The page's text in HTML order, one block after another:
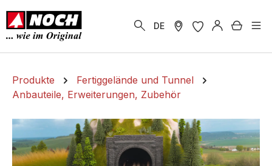
springen
DE
Produkte
Fertiggelände und Tunnel
Anbauteile, Erweiterungen, Zubehör